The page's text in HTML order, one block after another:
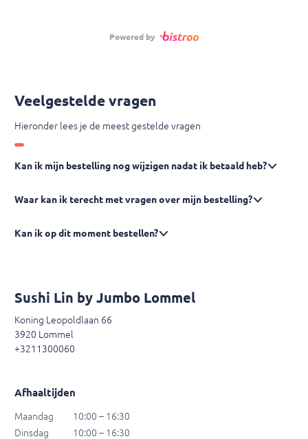
Powered by
Veelgestelde vragen
Hieronder lees je de meest gestelde vragen
Kan ik mijn bestelling nog wijzigen nadat ik betaald heb?
Waar kan ik terecht met vragen over mijn bestelling?
Kan ik op dit moment bestellen?
Sushi Lin by Jumbo Lommel
Koning Leopoldlaan 66
3920 Lommel
+3211300060
Afhaaltijden
Maandag
10:00 – 16:30
Dinsdag
10:00 – 16:30